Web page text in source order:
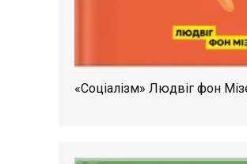
«Соціалізм» Людвіг фон